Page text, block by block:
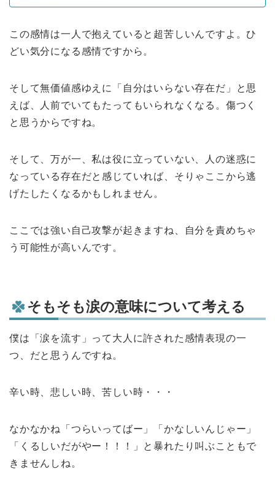
この感情は一人で抱えていると超苦しいんですよ。ひ
どい気分になる感情ですから。
そして無価値感ゆえに「自分はいらない存在だ」と思
えば、人前でいてもたってもいられなくなる。傷つく
と思うからですね。
そして、万が一、私は役に立っていない、人の迷惑に
なっている存在だと感じていれば、そりゃここから逃
げたしたくなるかもしれません。
ここでは強い自己攻撃が起きますね、自分を責めちゃ
う可能性が高いんです。
そもそも涙の意味について考える
僕は「涙を流す」って大人に許された感情表現の一
つ、だと思うんですね。
辛い時、悲しい時、苦しい時・・・
なかなかね「つらいってばー」「かなしいんじゃー」
「くるしいだがやー！！！」と暴れたり叫ぶこともで
きませんしね。